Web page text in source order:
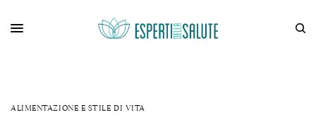
ALIMENTAZIONE E STILE DI VITA